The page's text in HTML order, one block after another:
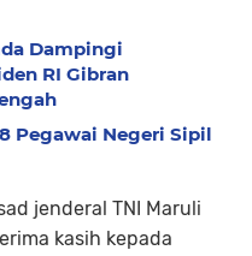
Dampingi
RI Gibran
Pegawai Negeri Sipil
jenderal TNI Maruli
kasih kepada